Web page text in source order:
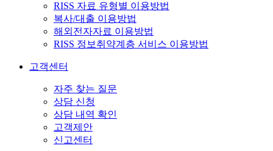
RISS 자료 유형별 이용방법
복사/대출 이용방법
해외전자자료 이용방법
RISS 정보취약계층 서비스 이용방법
고객센터
자주 찾는 질문
상담 신청
상담 내역 확인
고객제안
신고센터